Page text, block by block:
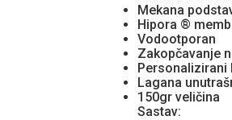
Mekana
Hipora ®
Vodootporan
Zakopčavanje
Personalizirani
Lagana
150gr veličina
Sastav: